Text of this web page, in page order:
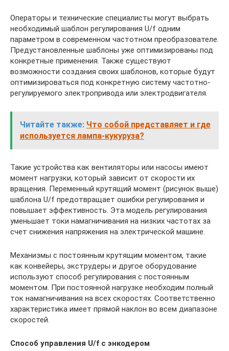
Операторы и технические специалисты могут выбрать
необходимый шаблон регулирования U/f одним
параметром в современном частотном преобразователе.
Предустановленные шаблоны уже оптимизированы под
конкретные применения. Также существуют
возможности создания своих шаблонов, которые будут
оптимизироваться под конкретную систему частотно-
регулируемого электропривода или электродвигателя.
Читайте также: Что собой представляет и где
используется лампа-кукуруза?
Такие устройства как вентиляторы или насосы имеют
момент нагрузки, который зависит от скорости их
вращения. Переменный крутящий момент (рисунок выше)
шаблона U/f предотвращает ошибки регулирования и
повышает эффективность. Эта модель регулирования
уменьшает токи намагничивания на низких частотах за
счет снижения напряжения на электрической машине.
Механизмы с постоянным крутящим моментом, такие
как конвейеры, экструдеры и другое оборудование
используют способ регулирования с постоянным
моментом. При постоянной нагрузке необходим полный
ток намагничивания на всех скоростях. Соответственно
характеристика имеет прямой наклон во всем диапазоне
скоростей.
Способ управления U/f с энкодером